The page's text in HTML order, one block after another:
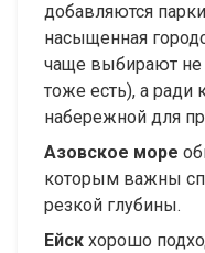
добавляются
насыщенная
чаще выбирают не
тоже есть), а ради
набережной для
Азовское море
которым важны
резкой глубины.
Ейск хорошо